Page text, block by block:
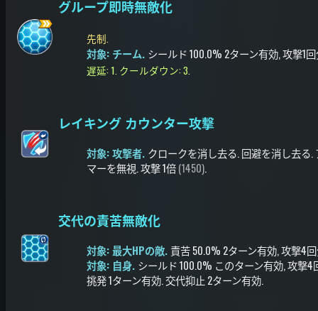
グループ即時無敵化
先制.
対象: チーム. シールド100.0% 2ターン有効, 攻撃1
遅延: 1. クールダウン: 3.
レイキング カウンター攻撃
対象: 攻撃者. クロークを消し去る.回避を消し去る.
マーを無視.攻撃1倍(1450).
交代の責苦無敵化
対象: 最大HPの敵.責苦50.0% 2ターン有効, 攻撃4
対象: 自身. シールド100.0% このターン有効, 攻撃4
挑発1ターン有効.交代抑止 2ターン有効.